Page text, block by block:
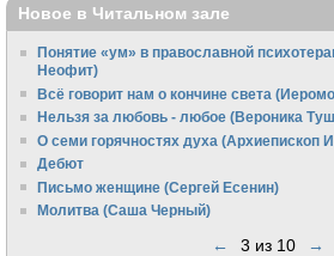
Новое в Читальном зале
Понятие «ум» в православной
Неофит)
Всё говорит нам о кончине света
Нельзя за любовь - любое (Вероника
О семи горячностях духа (Архиепископ
Дебют
Письмо женщине (Сергей Есенин)
Молитва (Саша Черный)
← 3 из 10 →